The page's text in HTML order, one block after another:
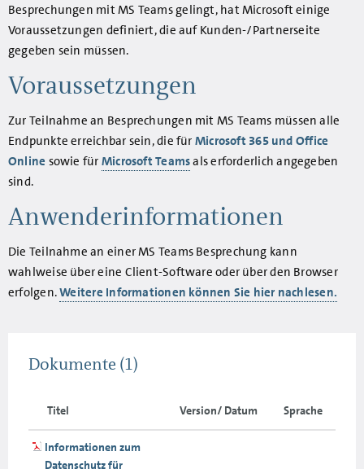
Besprechungen mit MS Teams gelingt, hat Microsoft einige
Voraussetzungen definiert, die auf Kunden-/Partnerseite
gegeben sein müssen.
Voraussetzungen
Zur Teilnahme an Besprechungen mit MS Teams müssen alle
Endpunkte erreichbar sein, die für Microsoft 365 und Office
Online sowie für Microsoft Teamsals erforderlich angegeben
sind.
Anwenderinformationen
Die Teilnahme an einer MS Teams Besprechung kann
wahlweise über eine Client-Software oder über den Browser
erfolgen.Weitere Informationen können Sie hier nachlesen.
Dokumente (1)
Titel Version/ Datum Sprache
Informationen zum
Datenschutz für